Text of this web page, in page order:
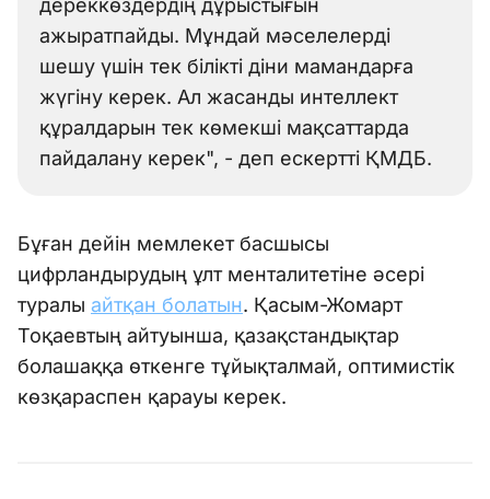
дереккөздердің дұрыстығын
ажыратпайды. Мұндай мәселелерді
шешу үшін тек білікті діни мамандарға
жүгіну керек. Ал жасанды интеллект
құралдарын тек көмекші мақсаттарда
пайдалану керек", - деп ескертті ҚМДБ.
Бұған дейін мемлекет басшысы
цифрландырудың ұлт менталитетіне әсері
туралы айтқан болатын. Қасым-Жомарт
Тоқаевтың айтуынша, қазақстандықтар
болашаққа өткенге тұйықталмай, оптимистік
көзқараспен қарауы керек.